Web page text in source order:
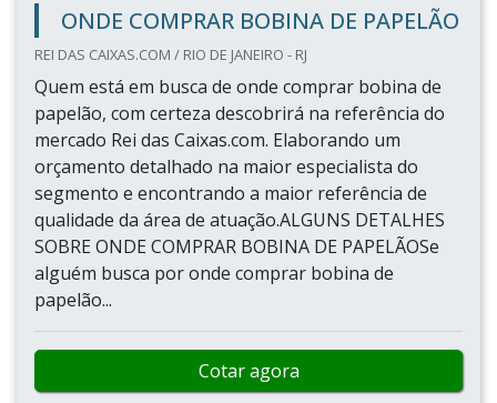
ONDE COMPRAR BOBINA DE PAPELÃO
REI DAS CAIXAS.COM / RIO DE JANEIRO - RJ
Quem está em busca de onde comprar bobina de
papelão, com certeza descobrirá na referência do
mercado Rei das Caixas.com. Elaborando um
orçamento detalhado na maior especialista do
segmento e encontrando a maior referência de
qualidade da área de atuação.ALGUNS DETALHES
SOBRE ONDE COMPRAR BOBINA DE PAPELÃOSe
alguém busca por onde comprar bobina de
papelão...
Cotar agora